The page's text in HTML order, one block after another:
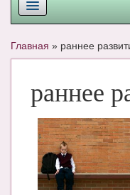
НОВОРОЖДЕННЫЙ
РАЗВИТИЕ
ВОПРОС-ОТВЕТ
Главная » раннее
раннее